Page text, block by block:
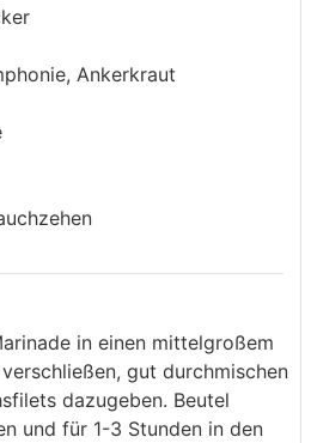
Ankerkraut
in einen mittelgroßem
gut durchmischen
dazugeben. Beutel
und für 1-3 Stunden in den